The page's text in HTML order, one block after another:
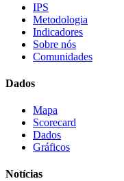
IPS
Metodologia
Indicadores
Sobre nós
Comunidades
Dados
Mapa
Scorecard
Dados
Gráficos
Notícias